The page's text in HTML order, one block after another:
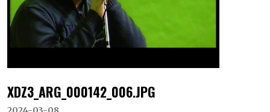
XDZ3_ARG_000142_006.JPG